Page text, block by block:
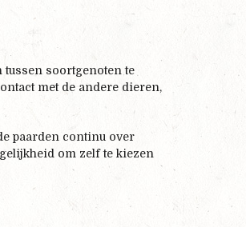
soortgenoten te
met de andere dieren,
paarden continu over
om zelf te kiezen